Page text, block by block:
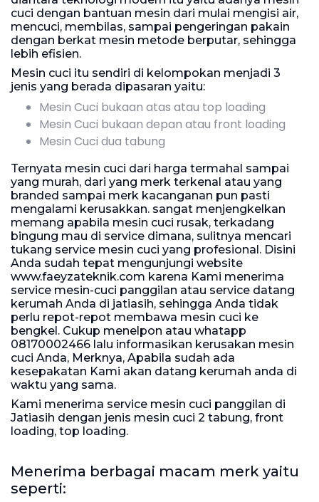
cuci dengan bantuan mesin dari mulai mengisi air,
mencuci, membilas, sampai pengeringan pakain
dengan berkat mesin metode berputar, sehingga
lebih efisien.
Mesin cuci itu sendiri di kelompokan menjadi 3
jenis yang berada dipasaran yaitu:
Mesin Cuci bukaan atas atau top loading
Mesin Cuci bukaan depan atau front loading
Mesin Cuci dua tabung
Ternyata mesin cuci dari harga termahal sampai
yang murah, dari yang merk terkenal atau yang
branded sampai merk kacanganan pun pasti
mengalami kerusakkan. sangat menjengkelkan
memang apabila mesin cuci rusak, terkadang
bingung mau di service dimana, sulitnya mencari
tukang service mesin cuci yang profesional. Disini
Anda sudah tepat mengunjungi website
www.faeyzateknik.com karena Kami menerima
service mesin-cuci panggilan atau service datang
kerumah Anda di jatiasih, sehingga Anda tidak
perlu repot-repot membawa mesin cuci ke
bengkel. Cukup menelpon atau whatapp
08170002466 lalu informasikan kerusakan mesin
cuci Anda, Merknya, Apabila sudah ada
kesepakatan Kami akan datang kerumah anda di
waktu yang sama.
Kami menerima service mesin cuci panggilan di
Jatiasih dengan jenis mesin cuci 2 tabung, front
loading, top loading.
Menerima berbagai macam merk yaitu
seperti: